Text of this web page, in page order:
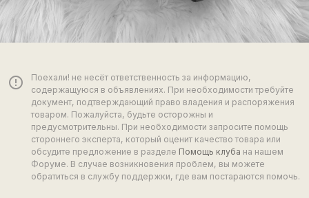
error_outline
Поехали! не несёт ответственность за информацию,
содержащуюся в объявлениях. При необходимости требуйте
документ, подтверждающий право владения и распоряжения
товаром. Пожалуйста, будьте осторожны и
предусмотрительны. При необходимости запросите помощь
стороннего эксперта, который оценит качество товара или
обсудите предложение в разделе Помощь клуба на нашем
Форуме. В случае возникновения проблем, вы можете
обратиться в службу поддержки, где вам постараются помочь.